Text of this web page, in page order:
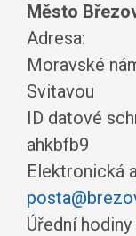
Město
Adresa:
Moravské
Svitavou
ID datové
ahkbfb9
Elektronická
Úřední